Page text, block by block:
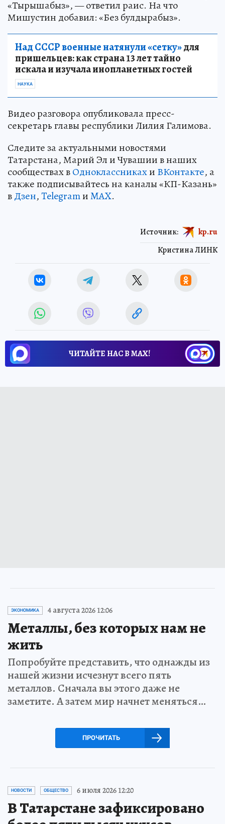
«Тырышабыз», — ответил раис. На что
Мишустин добавил: «Без булдырабыз».
Над СССР военные натянули «сетку»для
пришельцев: как страна 13 лет тайно
искала и изучала инопланетных гостей
НАУКА
Видео разговора опубликовала пресс-
секретарь главы республики Лилия Галимова.
Следите за актуальными новостями
Татарстана, Марий Эл и Чувашии в наших
сообществах вОдноклассникахи ВКонтакте, а
также подписывайтесь на каналы «КП-Казань»
вДзен,TelegramиMAX.
Кристина ЛИНК
Источник: kp.ru
ЧИТАЙТЕ НАС В МАХ!
ЭКОНОМИКА 4 августа 2026 12:06
Металлы, без которых нам не
жить
Попробуйте представить, что однажды из
нашей жизни исчезнут всего пять
металлов. Сначала вы этого даже не
заметите. А затем мир начнет меняться…
ПРОЧИТАТЬ
НОВОСТИ ОБЩЕСТВО 6 июля 2026 12:20
В Татарстане зафиксировано